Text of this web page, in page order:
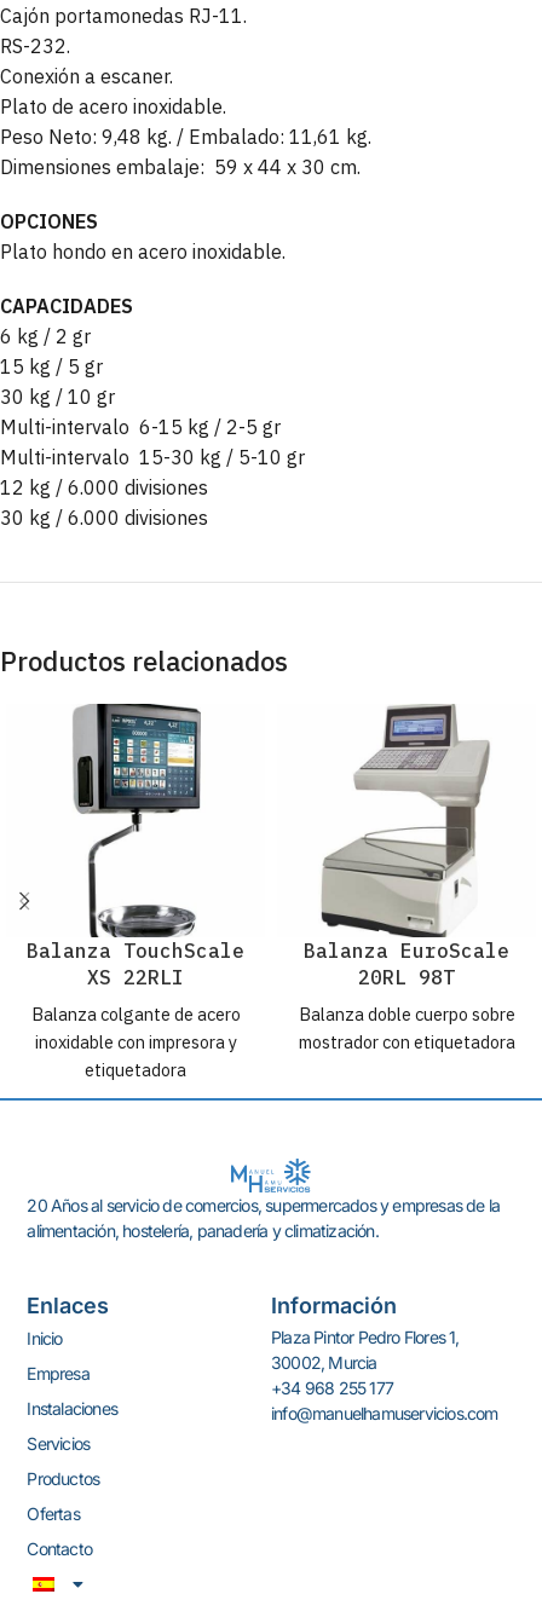
Cajón portamonedas RJ-11.
RS-232.
Conexión a escaner.
Plato de acero inoxidable.
Peso Neto: 9,48 kg. / Embalado: 11,61 kg.
Dimensiones embalaje: 59 x 44 x 30 cm.
OPCIONES
Plato hondo en acero inoxidable.
CAPACIDADES
6 kg / 2 gr
15 kg / 5 gr
30 kg / 10 gr
Multi-intervalo 6-15 kg / 2-5 gr
Multi-intervalo 15-30 kg / 5-10 gr
12 kg / 6.000 divisiones
30 kg / 6.000 divisiones
Productos relacionados
Balanza TouchScale
XS 22RLI
Balanza colgante de acero
inoxidable con impresora y
etiquetadora
Balanza EuroScale
20RL 98T
Balanza doble cuerpo sobre
mostrador con etiquetadora
20 Años al servicio de comercios, supermercados y empresas de la
alimentación, hostelería, panadería y climatización.
Enlaces
Inicio
Empresa
Instalaciones
Servicios
Productos
Ofertas
Contacto
Información
Plaza Pintor Pedro Flores 1,
30002, Murcia
+34 968 255 177
info@manuelhamuservicios.com